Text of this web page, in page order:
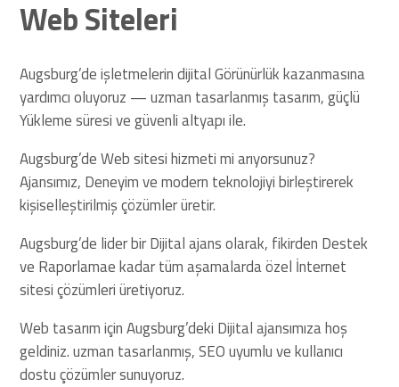
Web Siteleri
Augsburg’de işletmelerin dijital Görünürlük kazanmasına
yardımcı oluyoruz — uzman tasarlanmış tasarım, güçlü
Yükleme süresi ve güvenli altyapı ile.
Augsburg’de Web sitesi hizmeti mi arıyorsunuz?
Ajansımız, Deneyim ve modern teknolojiyi birleştirerek
kişiselleştirilmiş çözümler üretir.
Augsburg’de lider bir Dijital ajans olarak, fikirden Destek
ve Raporlamae kadar tüm aşamalarda özel İnternet
sitesi çözümleri üretiyoruz.
Web tasarım için Augsburg’deki Dijital ajansımıza hoş
geldiniz. uzman tasarlanmış, SEO uyumlu ve kullanıcı
dostu çözümler sunuyoruz.